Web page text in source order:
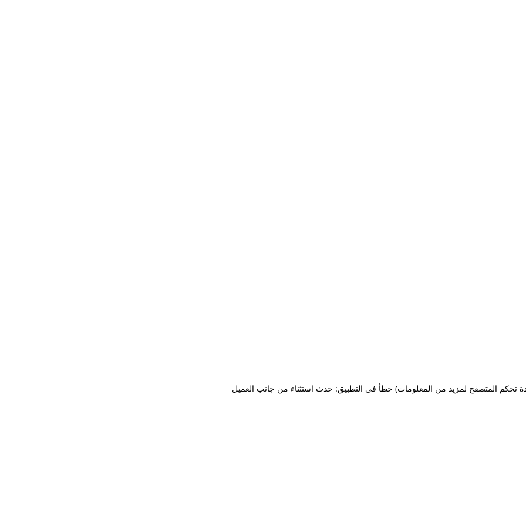
خطأ في التطبيق: حدث استثناء من جانب العميل تحكم المتصفح لمزيد من المعلومات)